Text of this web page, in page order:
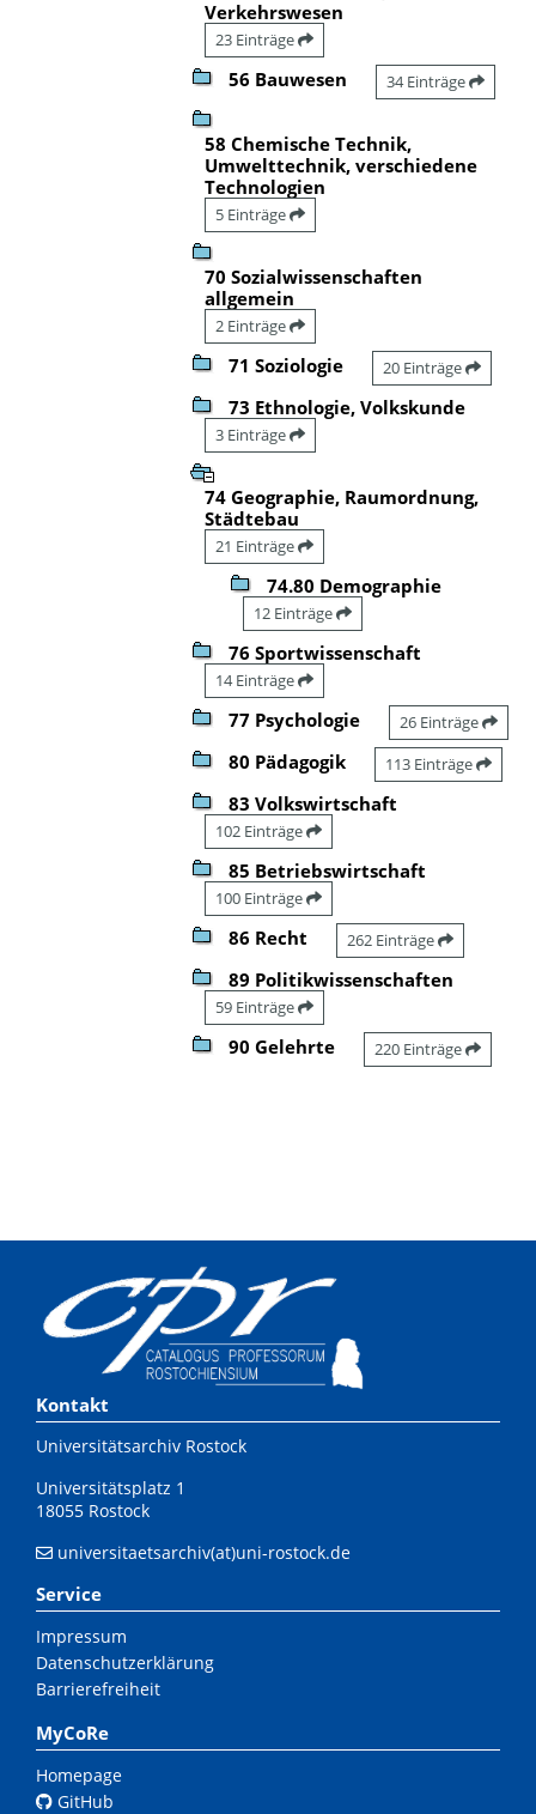
Verkehrswesen
23 Einträge
56 Bauwesen 34 Einträge
58 Chemische Technik,
Umwelttechnik, verschiedene
Technologien
5 Einträge
70 Sozialwissenschaften
allgemein
2 Einträge
71 Soziologie 20 Einträge
73 Ethnologie, Volkskunde
3 Einträge
74 Geographie, Raumordnung,
Städtebau
21 Einträge
74.80 Demographie
12 Einträge
76 Sportwissenschaft
14 Einträge
77 Psychologie 26 Einträge
80 Pädagogik 113 Einträge
83 Volkswirtschaft
102 Einträge
85 Betriebswirtschaft
100 Einträge
86 Recht 262 Einträge
89 Politikwissenschaften
59 Einträge
90 Gelehrte 220 Einträge
Kontakt
Universitätsarchiv Rostock
Universitätsplatz 1
18055 Rostock
universitaetsarchiv(at)uni-rostock.de
Service
Impressum
Datenschutzerklärung
Barrierefreiheit
MyCoRe
Homepage
GitHub